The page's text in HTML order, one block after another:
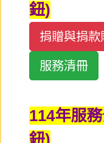
鈕)
捐贈與捐款
服務清冊
114年服